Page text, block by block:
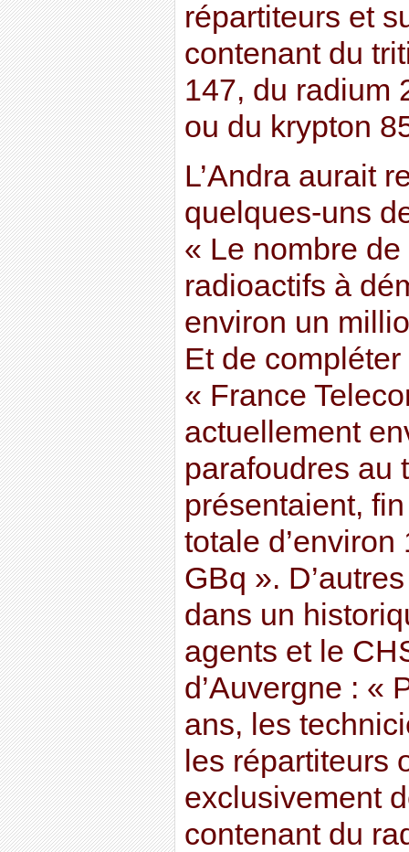
répartiteurs et
contenant du
147, du radium
ou du krypton
L’Andra aurait
quelques-uns
« Le nombre
radioactifs à
environ un
Et de
« France
actuellement
parafoudres au
présentaient,
totale
GBq ».
dans un
agents et le
d’Auvergne : «
ans, les
les répartiteurs
exclusivement
contenant du